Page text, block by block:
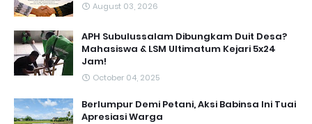
August 03, 2026
APH Subulussalam Dibungkam Duit Desa?
Mahasiswa & LSM Ultimatum Kejari 5x24
Jam!
October 04, 2025
Berlumpur Demi Petani, Aksi Babinsa Ini Tuai
Apresiasi Warga